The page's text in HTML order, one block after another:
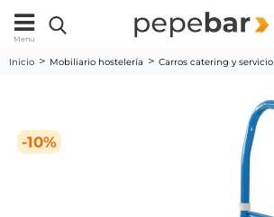
Menu
Inicio Mobiliario hostelería Carros catering y servicio
-10%